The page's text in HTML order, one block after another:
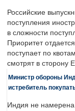
Российские
поступления
в сложности
Приоритет
поступает по
смотрят в сторону
Министр обороны
истребитель
Индия не